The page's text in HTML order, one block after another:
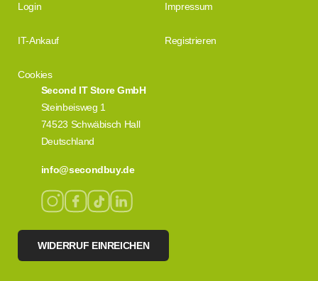
Second IT Store GmbH
Steinbeisweg 1
74523 Schwäbisch Hall
Deutschland
info@secondbuy.de
WIDERRUF EINREICHEN
Login Impressum
IT-Ankauf Registrieren
Cookies